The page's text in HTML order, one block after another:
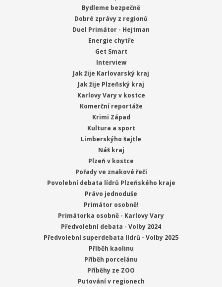
Bydleme bezpečně
Dobré zprávy z regionů
Duel Primátor - Hejtman
Energie chytře
Get Smart
Interview
Jak žije Karlovarský kraj
Jak žije Plzeňský kraj
Karlovy Vary v kostce
Komerční reportáže
Krimi Západ
Kultura a sport
Limberskýho šajtle
Náš kraj
Plzeň v kostce
Pořady ve znakové řeči
Povolební debata lídrů Plzeňského kraje
Právo jednoduše
Primátor osobně!
Primátorka osobně - Karlovy Vary
Předvolební debata - Volby 2024
Předvolební superdebata lídrů - Volby 2025
Příběh kaolinu
Příběh porcelánu
Příběhy ze ZOO
Putování v regionech